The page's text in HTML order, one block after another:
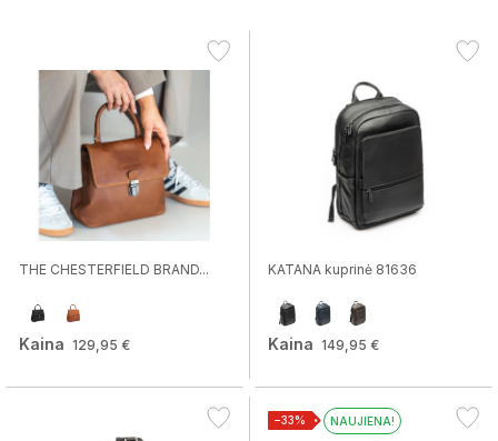
THE CHESTERFIELD BRAND...
Kaina 129,95 €
KATANA kuprinė 81636
Kaina 149,95 €
−33% NAUJIENA!